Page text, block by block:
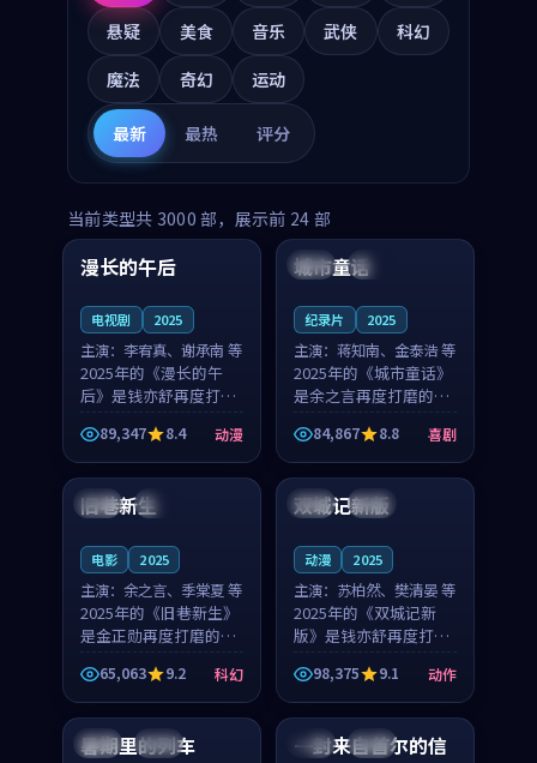
悬疑
美食 音乐 武侠
科幻
魔法
奇幻 运动
最新 最热 评分
当前类型共 3000 部，展示前 24 部
中国 高分
99:16
漫长的午后
电视剧 2025
主演： 李宥真、谢承南 等
2025年的《漫长的午
后》是钱亦舒再度打磨
的动漫佳作。中国大陆
的取景与海岛日常的氛
围相互成就，李宥真与
谢承南的对手戏自然克
制，让整部影片在悬念
89,347 8.4 动漫
美国 院线
城市童话
纪录片 2025
主演： 蒋知南、金泰浩 等
2025年的《城市童话》
是余之言再度打磨的喜
剧佳作。美国的取景与
历史战争的氛围相互成
就，蒋知南与金泰浩的
对手戏自然克制，让整
部影片在悬念与温度
84,867 8.8 喜剧
英国 完结
旧巷新生
电影 2025
主演： 余之言、季棠夏 等
2025年的《旧巷新生》
是金正勋再度打磨的科
幻佳作。英国的取景与
雨夜物语的氛围相互成
就，余之言与季棠夏的
对手戏自然克制，让整
部影片在悬念与温度
65,063 9.2 科幻
中国 独播
双城记新版
动漫 2025
主演： 苏柏然、樊清晏 等
2025年的《双城记新
版》是钱亦舒再度打磨
的动作佳作。中国大陆
的取景与沙漠探险的氛
围相互成就，苏柏然与
樊清晏的对手戏自然克
制，让整部影片在悬念
98,375 9.1 动作
中国 杜比
暑期里的列车 韩国 热播
一封来自首尔的信